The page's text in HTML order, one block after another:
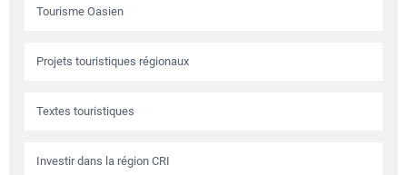
Tourisme Oasien
Projets touristiques régionaux
Textes touristiques
Investir dans la région CRI